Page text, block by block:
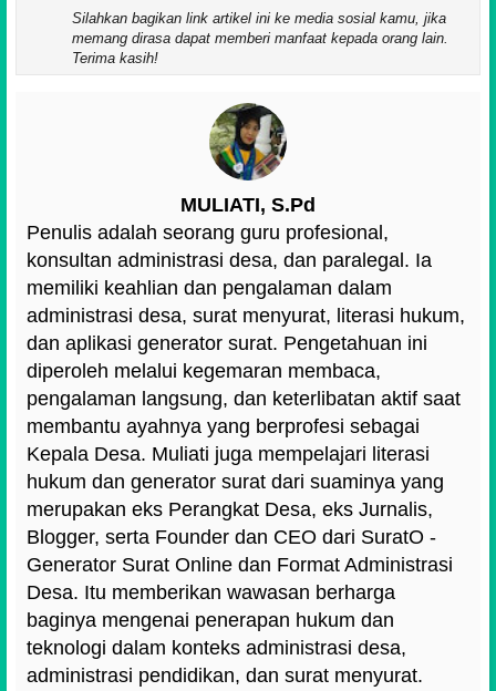
Silahkan bagikan link artikel ini ke media sosial kamu, jika
memang dirasa dapat memberi manfaat kepada orang lain.
Terima kasih!
MULIATI, S.Pd
Penulis adalah seorang guru profesional,
konsultan administrasi desa, dan paralegal. Ia
memiliki keahlian dan pengalaman dalam
administrasi desa, surat menyurat, literasi hukum,
dan aplikasi generator surat. Pengetahuan ini
diperoleh melalui kegemaran membaca,
pengalaman langsung, dan keterlibatan aktif saat
membantu ayahnya yang berprofesi sebagai
Kepala Desa. Muliati juga mempelajari literasi
hukum dan generator surat dari suaminya yang
merupakan eks Perangkat Desa, eks Jurnalis,
Blogger, serta Founder dan CEO dari SuratO -
Generator Surat Online dan Format Administrasi
Desa. Itu memberikan wawasan berharga
baginya mengenai penerapan hukum dan
teknologi dalam konteks administrasi desa,
administrasi pendidikan, dan surat menyurat.